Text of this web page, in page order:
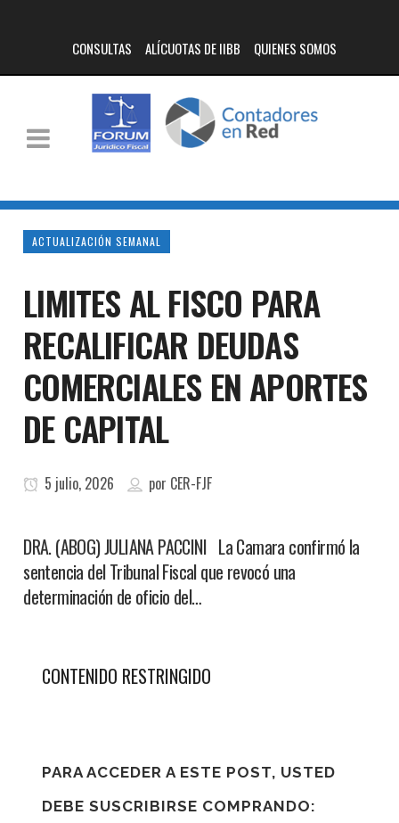
CONSULTAS ALÍCUOTAS DE IIBB QUIENES SOMOS
ACTUALIZACIÓN SEMANAL
LIMITES AL FISCO PARA
RECALIFICAR DEUDAS
COMERCIALES EN APORTES
DE CAPITAL
5 julio, 2026 por CER-FJF
DRA. (ABOG) JULIANA PACCINI La Camara confirmó la
sentencia del Tribunal Fiscal que revocó una
determinación de oficio del…
CONTENIDO RESTRINGIDO
PARA ACCEDER A ESTE POST, USTED
DEBE SUSCRIBIRSE COMPRANDO: